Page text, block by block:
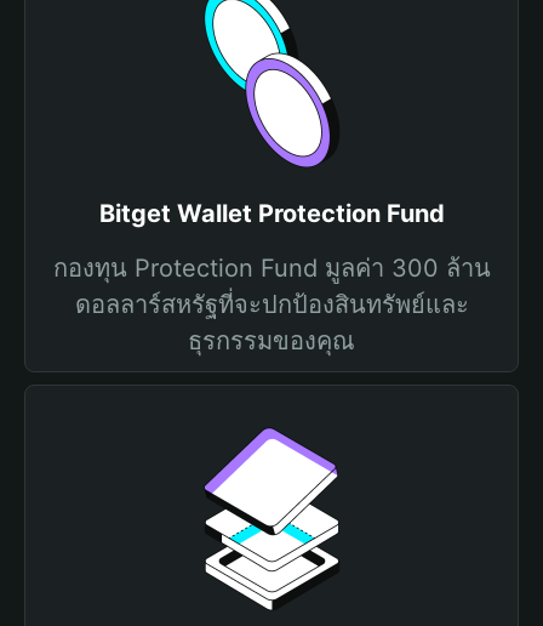
Bitget Wallet Protection Fund
กองทุน Protection Fund มูลค่า 300 ล้าน
ดอลลาร์สหรัฐที่จะปกป้องสินทรัพย์และ
ธุรกรรมของคุณ